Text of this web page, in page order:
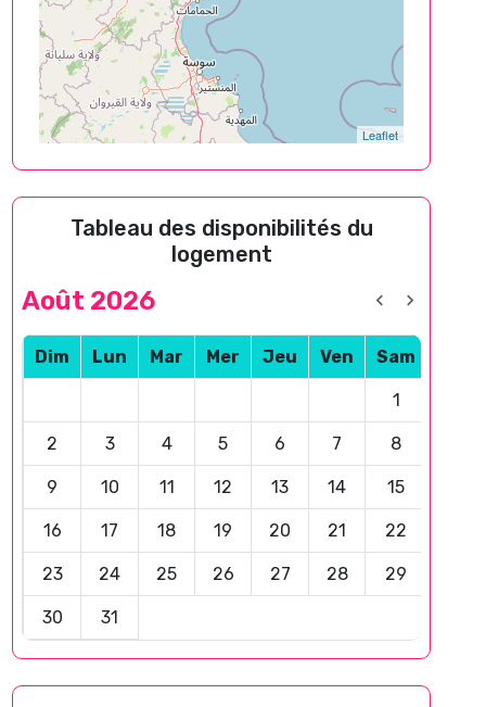
Leaflet
Tableau des disponibilités du
logement
Août 2026
Dim Lun Mar Mer Jeu Ven Sam
1
2 3 4 5 6 7 8
9 10 11 12 13 14 15
16 17 18 19 20 21 22
23 24 25 26 27 28 29
30 31